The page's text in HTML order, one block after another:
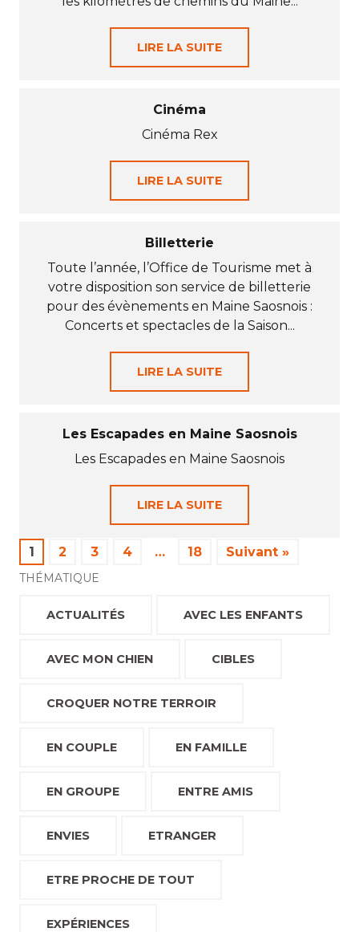
LIRE LA SUITE
Cinéma
Cinéma Rex
LIRE LA SUITE
Billetterie
Toute l’année, l’Office de Tourisme met à
votre disposition son service de billetterie
pour des évènements en Maine Saosnois :
Concerts et spectacles de la Saison...
LIRE LA SUITE
Les Escapades en Maine Saosnois
Les Escapades en Maine Saosnois
LIRE LA SUITE
1 2 3 4 … 18 Suivant »
THÉMATIQUE
ACTUALITÉS AVEC LES ENFANTS
AVEC MON CHIEN CIBLES
CROQUER NOTRE TERROIR
EN COUPLE EN FAMILLE
EN GROUPE ENTRE AMIS
ENVIES ETRANGER
ETRE PROCHE DE TOUT
EXPÉRIENCES